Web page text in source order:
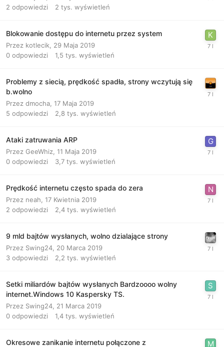
2 odpowiedzi 2 tys. wyświetleń
Blokowanie dostępu do internetu przez system
Przez kotlecik
29 Maja 2019
0 odpowiedzi 1,5 tys. wyświetleń
Problemy z siecią, prędkość spadła, strony wczytują się
b.wolno
Przez dmocha 17 Maja 2019
5 odpowiedzi 2,8 tys. wyświetleń
Ataki zatruwania ARP
Przez GeeWhiz 11 Maja 2019
0 odpowiedzi 3,7 tys. wyświetleń
Prędkość internetu często spada do zera
Przez neah 17 Kwietnia 2019
2 odpowiedzi 2,4 tys. wyświetleń
9 mld bajtów wysłanych, wolno dzialające strony
Przez Swing24 20 Marca 2019
3 odpowiedzi 2,2 tys. wyświetleń
Setki miliardów bajtów wysłanych Bardzoooo wolny
internet.Windows 10 Kaspersky TS.
Przez Swing24 21 Marca 2019
0 odpowiedzi 1,4 tys. wyświetleń
Okresowe zanikanie internetu połączone z